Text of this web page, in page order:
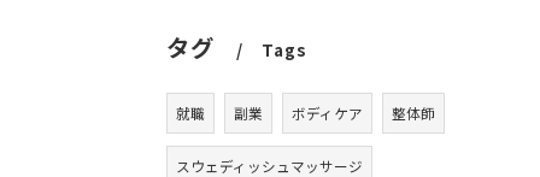
タグ Tags
就職 副業 ボディケア 整体師
スウェディッシュマッサージ